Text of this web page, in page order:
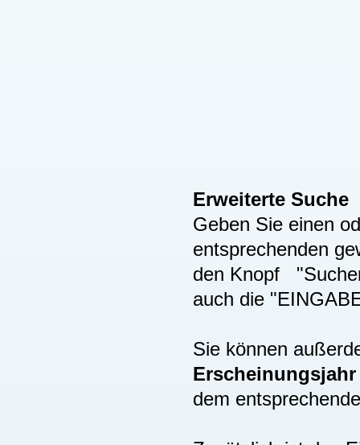
Erweiterte Suche
Geben Sie einen
entsprechenden
den Knopf
auch die
Sie können
dem